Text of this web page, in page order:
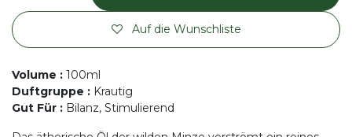
Auf die Wunschliste
Volume : 100ml
Duftgruppe : Krautig
Gut Für : Bilanz, Stimulierend